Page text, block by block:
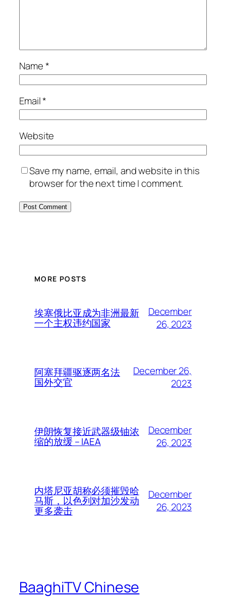
Name*
Email*
Website
Save my name, email, and website in this
browser for the next time I comment.
MORE POSTS
埃塞俄比亚成为非洲最新
一个主权违约国家
December
26, 2023
阿塞拜疆驱逐两名法
国外交官
December 26,
2023
伊朗恢复接近武器级铀浓
缩的放缓 – IAEA
December
26, 2023
内塔尼亚胡称必须摧毁哈
马斯，以色列对加沙发动
更多袭击
December
26, 2023
BaaghiTV Chinese